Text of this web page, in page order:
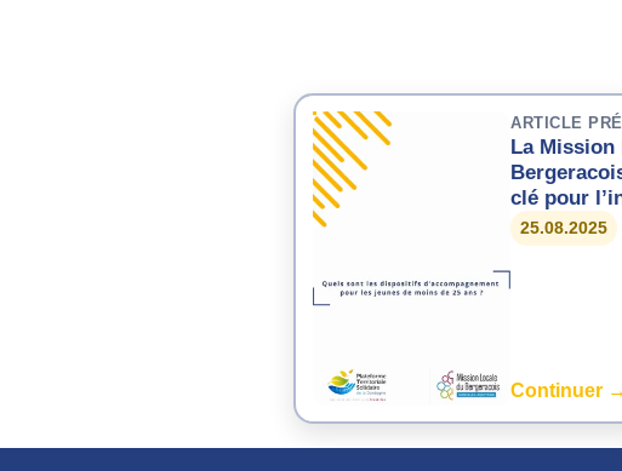
ARTICLE
La Mission
clé pour
jeunes
25.08.2025
Continuer →